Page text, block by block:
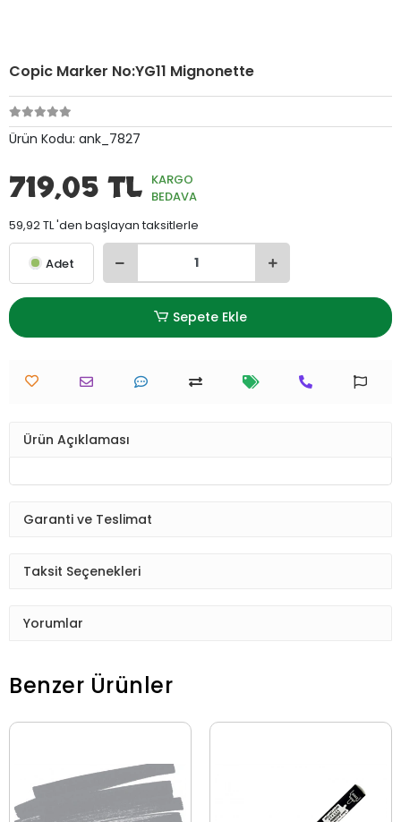
Copic Marker No:YG11 Mignonette
Ürün Kodu: ank_7827
719,05 TL KARGO
BEDAVA
59,92 TL 'den başlayan taksitlerle
Adet
Sepete Ekle
Ürün Açıklaması
Garanti ve Teslimat
Taksit Seçenekleri
Yorumlar
Benzer Ürünler